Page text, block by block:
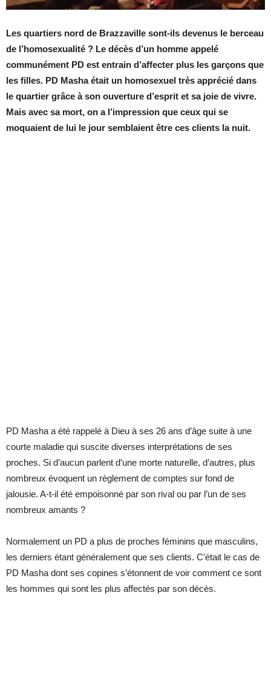
Les quartiers nord de Brazzaville sont-ils devenus le berceau
de l’homosexualité ? Le décès d’un homme appelé
communément PD est entrain d’affecter plus les garçons que
les filles. PD Masha était un homosexuel très apprécié dans
le quartier grâce à son ouverture d’esprit et sa joie de vivre.
Mais avec sa mort, on a l’impression que ceux qui se
moquaient de lui le jour semblaient être ces clients la nuit.
PD Masha a été rappelé à Dieu à ses 26 ans d’âge suite à une
courte maladie qui suscite diverses interprétations de ses
proches. Si d’aucun parlent d’une morte naturelle, d’autres, plus
nombreux évoquent un règlement de comptes sur fond de
jalousie. A-t-il été empoisonné par son rival ou par l’un de ses
nombreux amants ?
Normalement un PD a plus de proches féminins que masculins,
les derniers étant généralement que ses clients. C’était le cas de
PD Masha dont ses copines s’étonnent de voir comment ce sont
les hommes qui sont les plus affectés par son décès.